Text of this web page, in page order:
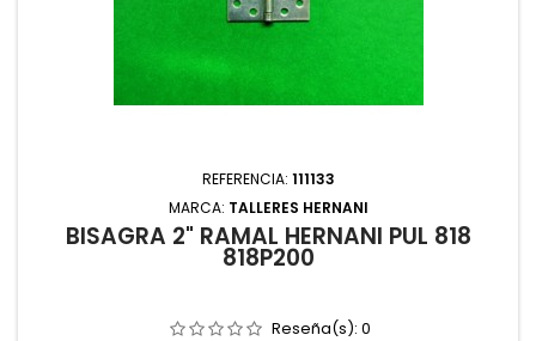
REFERENCIA: 111133
MARCA: TALLERES HERNANI
BISAGRA 2" RAMAL HERNANI PUL 818
818P200
Reseña(s): 0